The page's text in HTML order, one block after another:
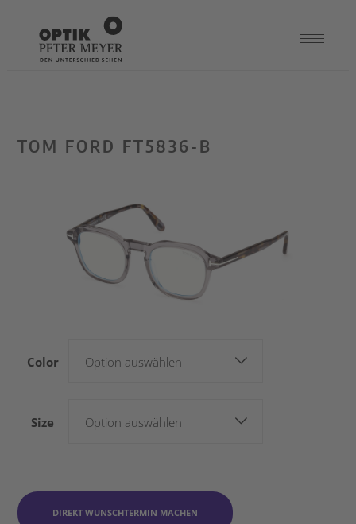
TOM FORD FT5836-B
Color Option auswählen
Size Option auswählen
DIREKT WUNSCHTERMIN MACHEN